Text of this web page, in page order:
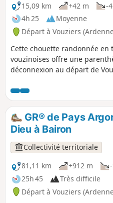
15,09 km
+42 m
-
4h 25
Moyenne
Départ à Vouziers
Cette chouette randonnée en
vouzinoises offre une
déconnexion au départ de
champs, espaces boisés et
chemin de halage le long du
GR® de Pays
Dieu à Bairon
Collectivité territoriale
81,11 km
+912 m
25h 45
Très difficile
Départ à Vouziers